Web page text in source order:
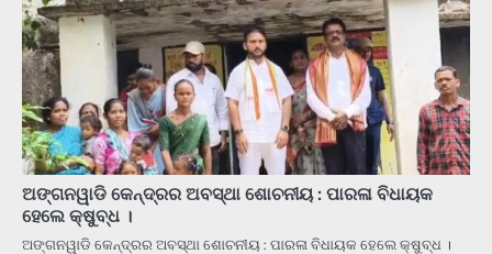
ଅଙ୍ଗନୱାଡି କେନ୍ଦ୍ରର ଅବସ୍ଥା ଶୋଚନୀୟ : ପାରଳା ବିଧାୟକ
ହେଲେ କ୍ଷୁବ୍ଧ ।
ଅଙ୍ଗନୱାଡି କେନ୍ଦ୍ରର ଅବସ୍ଥା ଶୋଚନୀୟ : ପାରଳା ବିଧାୟକ ହେଲେ କ୍ଷୁବ୍ଧ ।